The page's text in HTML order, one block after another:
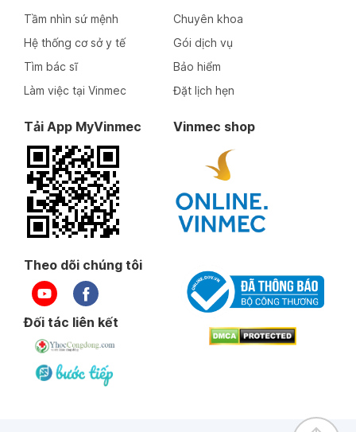
Tầm nhìn sứ mệnh
Hệ thống cơ sở y tế
Tìm bác sĩ
Làm việc tại Vinmec
Chuyên khoa
Gói dịch vụ
Bảo hiểm
Đặt lịch hẹn
Tải App MyVinmec Vinmec shop
Theo dõi chúng tôi
Đối tác liên kết